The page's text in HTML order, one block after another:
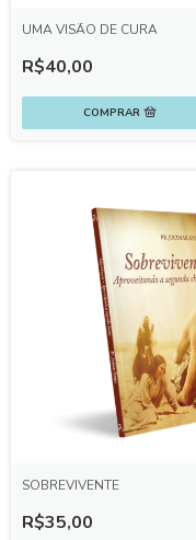
UMA VISÃO DE CURA
R$40,00
SOBREVIVENTE
R$35,00